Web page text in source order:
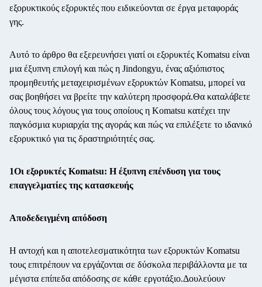
εξορυκτικούς εξορυκτές που ειδικεύονται σε έργα μεταφοράς
γης.
Αυτό το άρθρο θα εξερευνήσει γιατί οι εξορυκτές Komatsu είναι
μια έξυπνη επιλογή και πώς η Jindongyu, ένας αξιόπιστος
προμηθευτής μεταχειρισμένων εξορυκτών Komatsu, μπορεί να
σας βοηθήσει να βρείτε την καλύτερη προσφορά.Θα καταλάβετε
όλους τους λόγους για τους οποίους η Komatsu κατέχει την
παγκόσμια κυριαρχία της αγοράς και πώς να επιλέξετε το ιδανικό
εξορυκτικό για τις δραστηριότητές σας.
1Οι εξορυκτές Komatsu: Η έξυπνη επένδυση για τους
επαγγελματίες της κατασκευής
Αποδεδειγμένη απόδοση
Η αντοχή και η αποτελεσματικότητα των εξορυκτών Komatsu
τους επιτρέπουν να εργάζονται σε δύσκολα περιβάλλοντα με τα
μέγιστα επίπεδα απόδοσης σε κάθε εργοτάξιο.Δουλεύουν